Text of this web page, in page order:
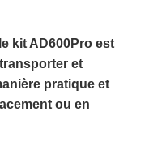
kit AD600Pro est
et
pratique et
ou en